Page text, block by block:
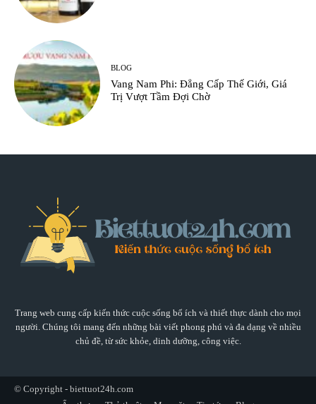
BLOG
Vang Nam Phi: Đẳng Cấp Thế Giới, Giá
Trị Vượt Tầm Đợi Chờ
Trang web cung cấp kiến thức cuộc sống bổ ích và thiết thực dành cho mọi
người. Chúng tôi mang đến những bài viết phong phú và đa dạng về nhiều
chủ đề, từ sức khỏe, dinh dưỡng, công việc.
© Copyright - biettuot24h.com